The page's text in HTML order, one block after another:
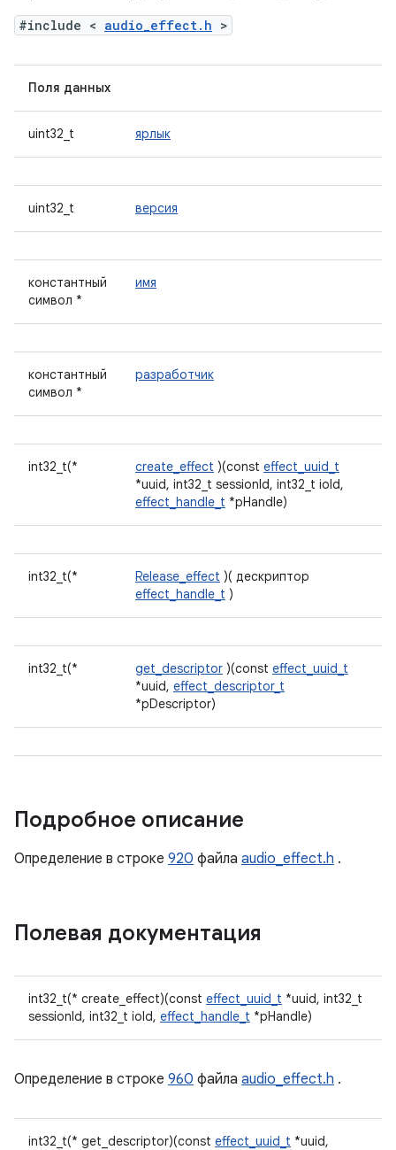
#include < audio_effect.h >
Поля данных
uint32_t ярлык
uint32_t версия
константный
символ *
имя
константный
символ *
разработчик
int32_t(* create_effect )(const effect_uuid_t
*uuid, int32_t sessionId, int32_t ioId,
effect_handle_t *pHandle)
int32_t(* Release_effect )( дескриптор
effect_handle_t )
int32_t(* get_descriptor )(const effect_uuid_t
*uuid, effect_descriptor_t
*pDescriptor)
Подробное описание
Определение в строке 920 файла audio_effect.h .
Полевая документация
int32_t(* create_effect)(const effect_uuid_t *uuid, int32_t
sessionId, int32_t ioId, effect_handle_t *pHandle)
Определение в строке 960 файла audio_effect.h .
int32_t(* get_descriptor)(const effect_uuid_t *uuid,